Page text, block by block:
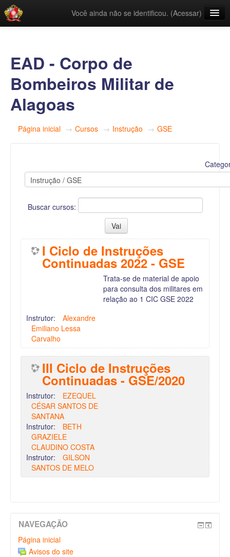
Você ainda não se identificou. (Acessar)
Português - Brasil ‎(pt_br)‎
EAD - Corpo de
Bombeiros Militar de
Alagoas
Página inicial → Cursos → Instrução → GSE
Buscar cursos:
I Ciclo de Instruções
Continuadas 2022 - GSE
Trata-se de material de apoio
para consulta dos militares em
relação ao 1 CIC GSE 2022
Instrutor:
Alexandre
Emiliano Lessa
Carvalho
III Ciclo de Instruções
Continuadas - GSE/2020
Instrutor:
EZEQUEL
CÉSAR SANTOS DE
SANTANA
Instrutor:
BETH
GRAZIELE
CLAUDINO COSTA
Instrutor:
GILSON
SANTOS DE MELO
NAVEGAÇÃO
Página inicial
Avisos do site